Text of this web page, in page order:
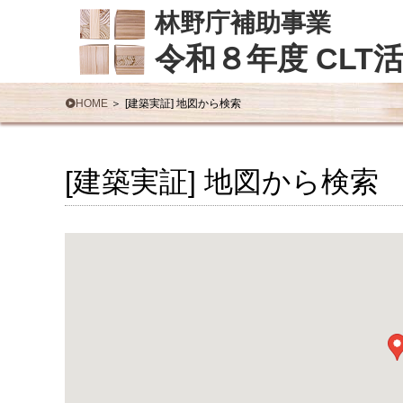
林野庁補助事業
令和８年度 CLT
HOME [建築実証] 地図から検索
[建築実証] 地図から検索